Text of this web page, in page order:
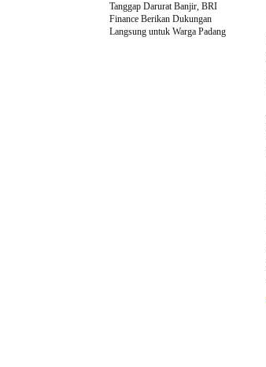
Tanggap Darurat Banjir, BRI
Finance Berikan Dukungan
Langsung untuk Warga Padang